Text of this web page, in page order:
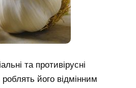
та противірусні
його відмінним